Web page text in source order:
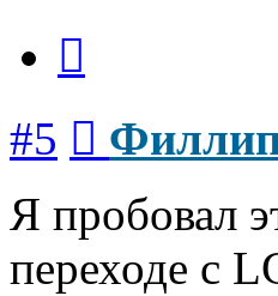
#5
Я пробовал
переходе с